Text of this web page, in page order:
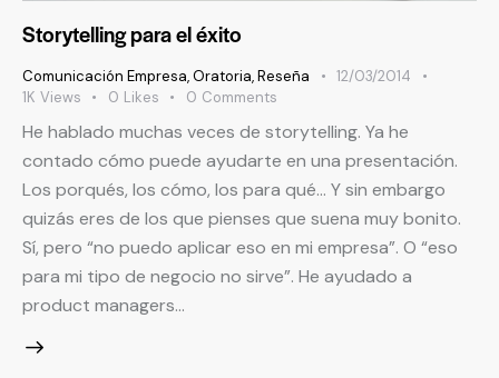
Storytelling para el éxito
Comunicación Empresa,Oratoria,Reseña
12/03/2014
1K Views 0 Likes 0 Comments
He hablado muchas veces de storytelling. Ya he
contado cómo puede ayudarte en una presentación.
Los porqués, los cómo, los para qué… Y sin embargo
quizás eres de los que pienses que suena muy bonito.
Sí, pero “no puedo aplicar eso en mi empresa”. O “eso
para mi tipo de negocio no sirve”. He ayudado a
product managers…